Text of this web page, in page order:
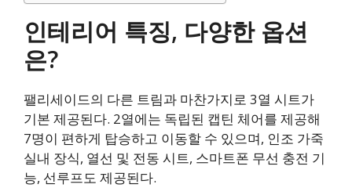
인테리어 특징, 다양한 옵션
은?
팰리세이드의 다른 트림과 마찬가지로 3열 시트가
기본 제공된다. 2열에는 독립된 캡틴 체어를 제공해
7명이 편하게 탑승하고 이동할 수 있으며, 인조 가죽
실내 장식, 열선 및 전동 시트, 스마트폰 무선 충전 기
능, 선루프도 제공된다.